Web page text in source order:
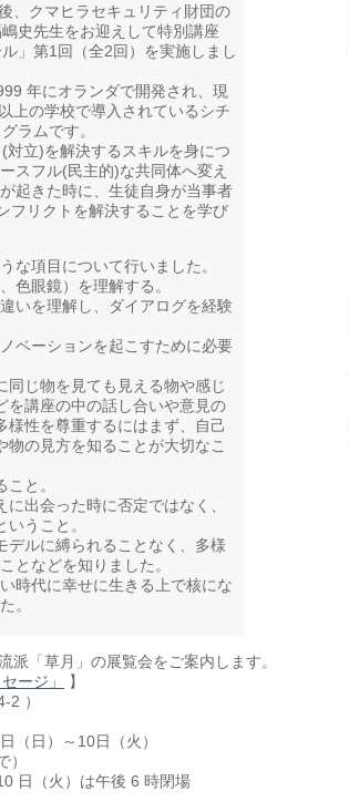
、クマヒラセキュリティ財団の
史先生をお迎えして特別講座
ル」第1回（全2回）を実施しまし
年にオランダで開発され、現
上の学校で導入されているシチ
ラムです。
対立)を解決するスキルを身につ
スフル(民主的)な共同体へ変え
起きた時に、生徒自身が当事者
フリクトを解決することを学び
な項目について行いました。
色眼鏡）を理解する。
いを理解し、ダイアログを経験
ベーションを起こすために必要
同じ物を見ても見える物や感じ
を講座の中の話し合いや意見の
様性を尊重するにはまず、自己
物の見方を知ることが大切なこ
と。
に出会った時に否定ではなく、
うこと。
デルに縛られることなく、多様
となどを知りました。
時代に幸せに生きる上で核にな
。
派「草月」の展覧会をご案内します。
ージ」
】
2 ）
日）～10日（火）
日（火）は午後 6 時閉場